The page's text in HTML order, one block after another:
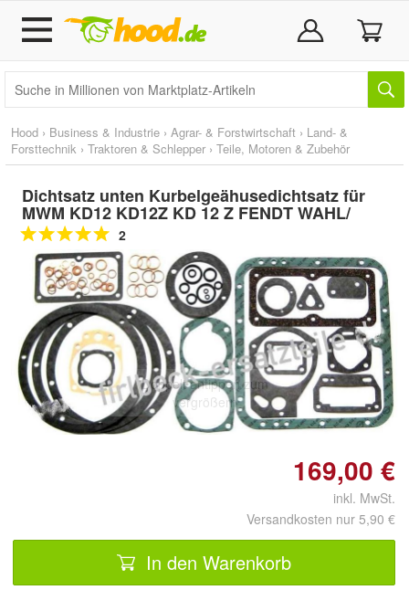
Hood › Business & Industrie › Agrar- & Forstwirtschaft › Land- &
Forsttechnik › Traktoren & Schlepper › Teile, Motoren & Zubehör
Dichtsatz unten Kurbelgeähusedichtsatz für
MWM KD12 KD12Z KD 12 Z FENDT WAHL/
2
Doppelt antippen zum
vergrößern
169,00 €
inkl. MwSt.
Versandkosten nur 5,90 €
In den Warenkorb